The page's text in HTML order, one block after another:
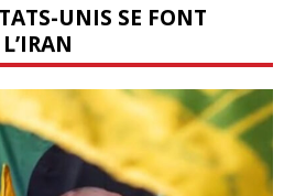
UNIS SE FONT